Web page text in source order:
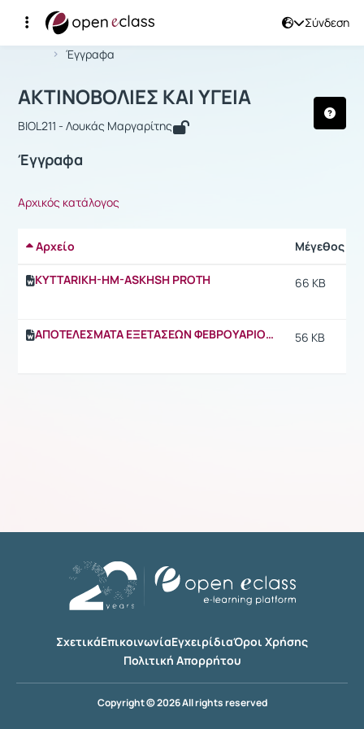
Σύνδεση
Αρχική Σελίδα
Έγγραφα
Μάθημα : ΑΚΤΙΝΟΒΟΛΙΕΣ ΚΑΙ ΥΓΕΙΑ
ΑΚΤΙΝΟΒΟΛΙΕΣ ΚΑΙ ΥΓΕΙΑ
BIOL211 - Λουκάς Μαργαρίτης
Έγγραφα
Αρχικός κατάλογος
Αρχείο Μέγεθος
KYTTARIKH-HM-ASKHSH PROTH 66 KB
ΑΠΟΤΕΛΕΣΜΑΤΑ ΕΞΕΤΑΣΕΩΝ ΦΕΒΡΟΥΑΡΙΟΥ 2011 56 KB
ΣχετικάΕπικοινωνίαΕγχειρίδιαΌροι Χρήσης
Πολιτική Απορρήτου
Copyright © 2026 All rights reserved